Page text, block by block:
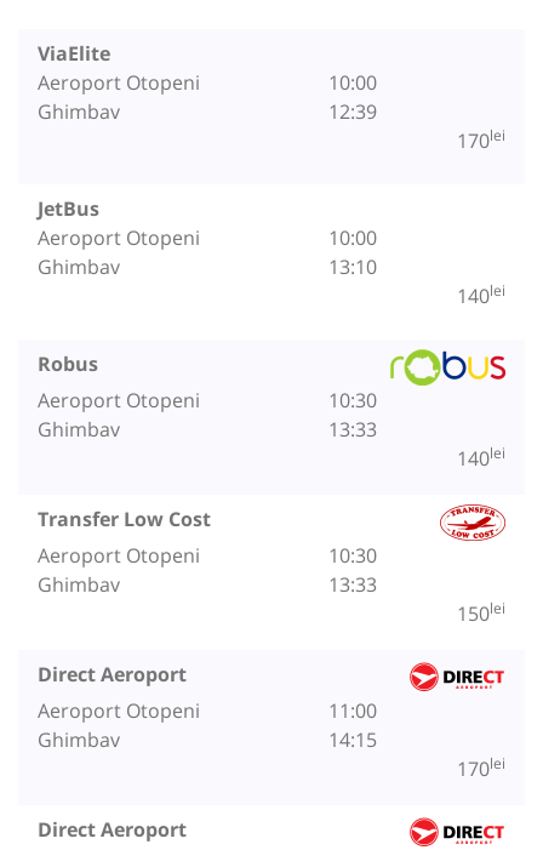
ViaElite
Aeroport Otopeni
Ghimbav
10:00
12:39
170lei
JetBus
Aeroport Otopeni
Ghimbav
10:00
13:10
140lei
Robus
Aeroport Otopeni
Ghimbav
10:30
13:33
140lei
Transfer Low Cost
Aeroport Otopeni
Ghimbav
10:30
13:33
150lei
Direct Aeroport
Aeroport Otopeni
Ghimbav
11:00
14:15
170lei
Direct Aeroport